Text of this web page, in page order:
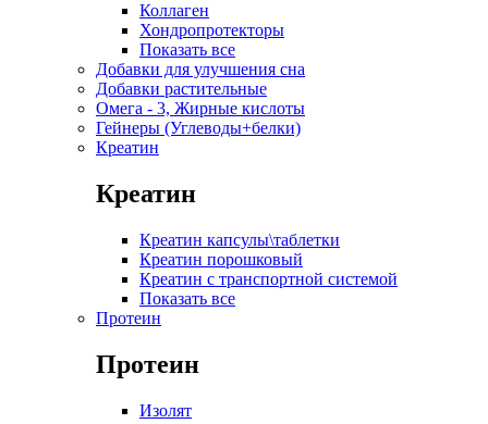
Коллаген
Хондропротекторы
Показать все
Добавки для улучшения сна
Добавки растительные
Омега - 3, Жирные кислоты
Гейнеры (Углеводы+белки)
Креатин
Креатин
Креатин капсулы\таблетки
Креатин порошковый
Креатин с транспортной системой
Показать все
Протеин
Протеин
Изолят